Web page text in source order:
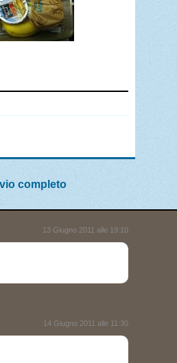
completo
13 Giugno 2011 alle 19:10
14 Giugno 2011 alle 11:30